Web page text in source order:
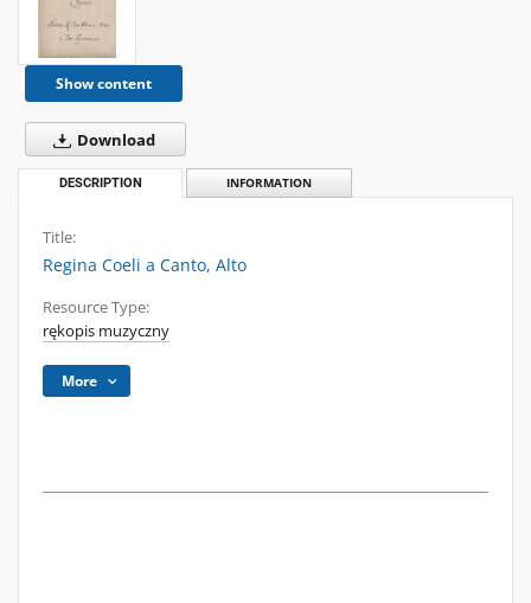
Show content
Download
DESCRIPTION INFORMATION
Title:
Regina Coeli a Canto, Alto
Resource Type:
rękopis muzyczny
More